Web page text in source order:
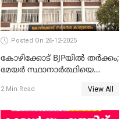
Posted On 26-12-2025
കോഴിക്കോട് BJPയിൽ തർക്കം;
മേയർ സ്ഥാനാർത്ഥിയെ
2 Min Read View All